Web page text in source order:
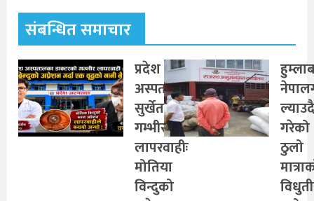
संबन्धित समाचार
प्रदेश
अस्पताल
सुर्खेतको
गम्भीर
लापरवाहीः
मोतिया
विन्दुको
ल्याउदै
गरेको
ठुलो